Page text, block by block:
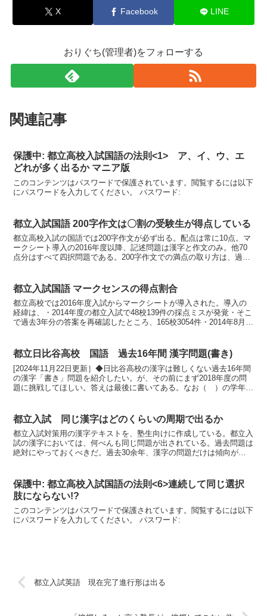
X Facebook LINE
おりぐち(管理者)をフォローする
関連記事
保護中: 都立高校入試国語の法則<1> ア、イ、ウ、エ
どれが多く出るか マニア版
このコンテンツはパスワードで保護されています。閲覧するには以下
にパスワードを入力してください。 パスワード:
都立入試国語 200字作文は〇割の受験生が得点している
都立高校入試の国語では200字作文が必ず出る。配点は常に10点。マ
ークシート導入の2016年度以降、記述問題は漢字と作文のみ。他70
点分はすべて四択問題である。200字作文での満点の取り方は、過去
都立入試国語 マークセンスの得点割合
都立高校では2016年度入試からマークシートが導入された。導入の
経緯は、・2014年度の都立入試で48校139件の採点ミスが発覚・そこ
で過去3年分の答案を再確認したところ、165校3054件・2014年8月
都立日比谷高校 国語 過去16年間 漢字問題(書き)
[2024年11月22日更新］◆日比谷高校の漢字は難しくない過去16年間
の漢字「書き」問題を紹介したい。が、その前にまず2018年度の問
題に挑戦してほしい。答えは最後に書いてある。なお（ ）の学年
都立入試 同じ漢字はどのくらいの周期で出るか
都立入試対策用の漢字テキストを、塾生向けに作成している。都立入
試の漢字においては、何べんも同じ問題が出されている。過去問題は
絶対にやっておくべきだ。過去30余年、漢字の問題だけは傾向がほ
保護中: 都立高校入試国語の法則<6>連続して同じ選択
肢にならない!?
このコンテンツはパスワードで保護されています。閲覧するには以下
にパスワードを入力してください。 パスワード:
都立入試英語 現在完了進行形は出る